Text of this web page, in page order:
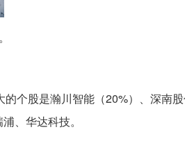
。
的个股是瀚川智能（20%）、深南
、华达科技。